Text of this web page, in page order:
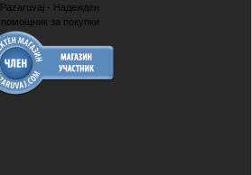
Pazaruvaj - Надежден
помощник за покупки